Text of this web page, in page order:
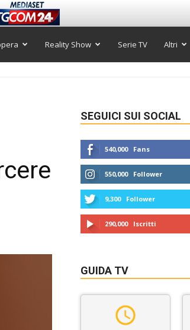
Reality Show Serie TV Altri
SEGUICI SUI SOCIAL
540,000 Fans
550,000 Follower
9,300 Follower
290,000 Iscritti
GUIDA TV